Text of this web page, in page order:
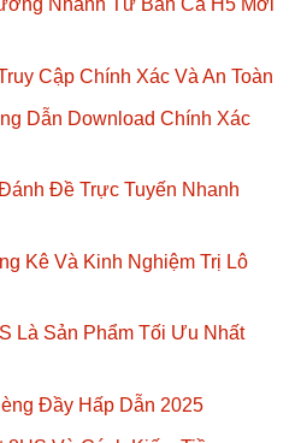
Nhanh Từ Bắn Cá H5 Mới
Cập Chính Xác Và An Toàn
Dẫn Download Chính Xác
Đề Trực Tuyến Nhanh
Kê Và Kinh Nghiệm Trị Lô
Là Sản Phẩm Tối Ưu Nhất
Đầy Hấp Dẫn 2025